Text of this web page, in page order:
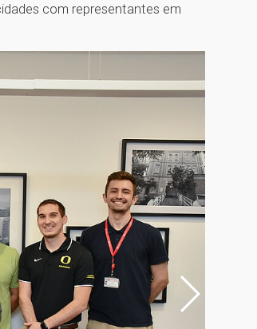
com representantes em